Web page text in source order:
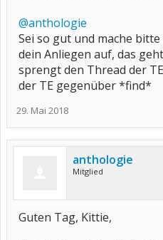
@anthologie
Sei so gut und mache
dein Anliegen auf, das
sprengt den Thread der
der TE gegenüber *find*
29. Mai 2018
anthologie
Mitglied
Guten Tag, Kittie,